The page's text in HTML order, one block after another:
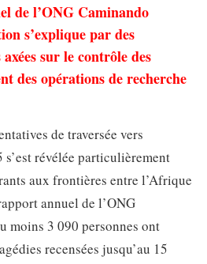
de l’ONG Caminando
s’explique par des
sur le contrôle des
des opérations de recherche
de traversée vers
s’est révélée particulièrement
aux frontières entre l’Afrique
annuel de l’ONG
moins 3 090 personnes ont
recensées jusqu’au 15